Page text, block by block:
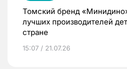
Томский бренд
лучших производителей
стране
15:07 / 21.07.26